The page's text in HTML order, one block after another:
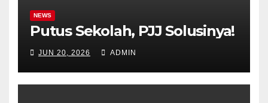
NEWS
Putus Sekolah, PJJ Solusinya!
JUN 20, 2026 ADMIN